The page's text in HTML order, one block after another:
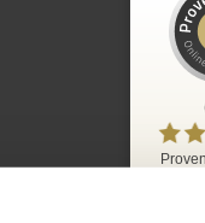
Kundenbewertungen und
ProvenExpert.com
4,42
/
5,00